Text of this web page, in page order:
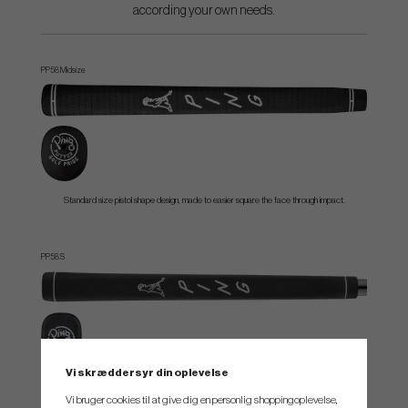
according your own needs.
PP58 Midsize
Standard size pistol shape design, made to easier square the face through impact.
PP58 S
Vi skræddersyr din oplevelse
Vi bruger cookies til at give dig en personlig shoppingoplevelse,